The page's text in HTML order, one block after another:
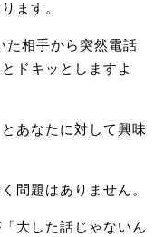
ます。
た相手から突然電話
ドキッとしますよ
あなたに対して興味
問題はありません。
大した話じゃないん